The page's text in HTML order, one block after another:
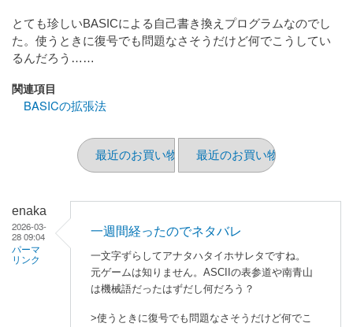
とても珍しいBASICによる自己書き換えプログラムなのでし
た。使うときに復号でも問題なさそうだけど何でこうしてい
るんだろう……
関連項目
BASICの拡張法
最近のお買い物（2026/03）はパスします
最近のお買い物（2026/02）
enaka
2026-03-
28 09:04
パーマ
リンク
一週間経ったのでネタバレ
一文字ずらしてアナタハタイホサレタですね。
元ゲームは知りません。ASCIIの表参道や南青山
は機械語だったはずだし何だろう？
>使うときに復号でも問題なさそうだけど何でこ